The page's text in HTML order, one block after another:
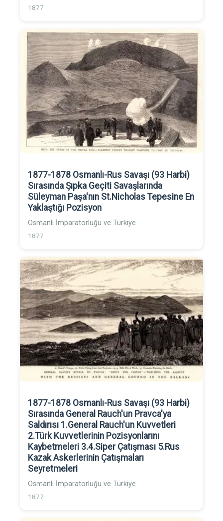
1877
1877-1878 Osmanlı-Rus Savaşı (93 Harbi)
Sırasında Şıpka Geçiti Savaşlarında
Süleyman Paşa'nın St.Nicholas Tepesine En
Yaklaştığı Pozisyon
Osmanlı İmparatorluğu ve Türkiye
1877
1877-1878 Osmanlı-Rus Savaşı (93 Harbi)
Sırasında General Rauch'un Pravca'ya
Saldırısı 1.General Rauch'un Kuvvetleri
2.Türk Kuvvetlerinin Pozisyonlarını
Kaybetmeleri 3.4.Siper Çatışması 5.Rus
Kazak Askerlerinin Çatışmaları
Seyretmeleri
Osmanlı İmparatorluğu ve Türkiye
1877